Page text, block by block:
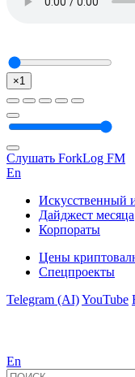
×1
Слушать ForkLog FM
En
Искусственный
Дайджест месяца
Корпораты
Цены
Спецпроекты
Telegram (AI)YouTube
En